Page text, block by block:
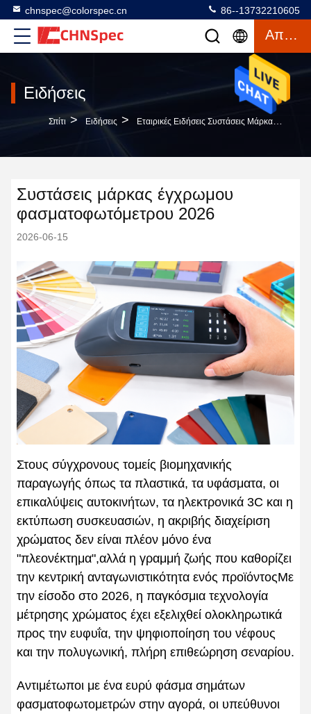
chnspec@colorspec.cn 86--13732210605
Απόσπασμα
Ειδήσεις
Σπίτι > Ειδήσεις > Εταιρικές Ειδήσεις Συστάσεις Μάρκας Έγχρωμου Φασματοφωτόμετρου 2026
Συστάσεις μάρκας έγχρωμου
φασματοφωτόμετρου 2026
2026-06-15
Στους σύγχρονους τομείς βιομηχανικής
παραγωγής όπως τα πλαστικά, τα υφάσματα, οι
επικαλύψεις αυτοκινήτων, τα ηλεκτρονικά 3C και η
εκτύπωση συσκευασιών, η ακριβής διαχείριση
χρώματος δεν είναι πλέον μόνο ένα
"πλεονέκτημα",αλλά η γραμμή ζωής που καθορίζει
την κεντρική ανταγωνιστικότητα ενός προϊόντοςΜε
την είσοδο στο 2026, η παγκόσμια τεχνολογία
μέτρησης χρώματος έχει εξελιχθεί ολοκληρωτικά
προς την ευφυΐα, την ψηφιοποίηση του νέφους
και την πολυγωνική, πλήρη επιθεώρηση σεναρίου.
Αντιμέτωποι με ένα ευρύ φάσμα σημάτων
φασματοφωτομετρών στην αγορά, οι υπεύθυνοι